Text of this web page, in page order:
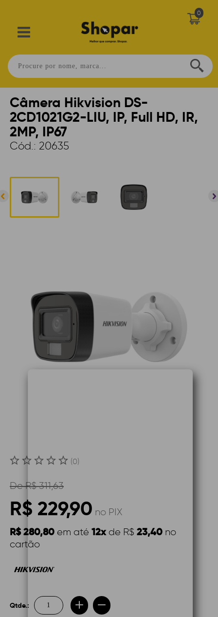
0
Câmera Hikvision DS-
2CD1021G2-LIU, IP, Full HD, IR,
2MP, IP67
Cód.: 20635
(0)
DeR$ 311,63
R$ 229,90 no PIX
R$ 280,80 em até 12xde R$ 23,40 no
cartão
Qtde.: